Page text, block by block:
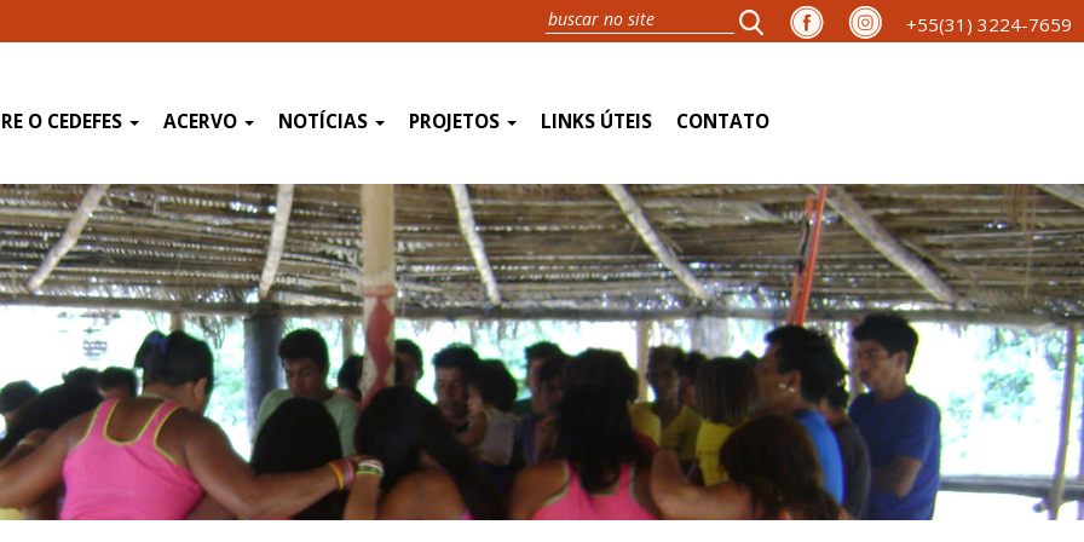
+55(31) 3224-7659
O CEDEFES ACERVO NOTÍCIAS PROJETOS LINKS ÚTEIS CONTATO